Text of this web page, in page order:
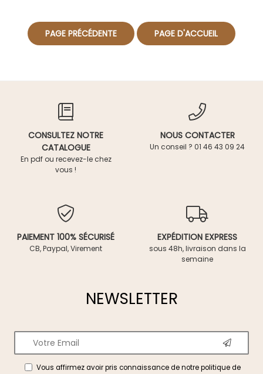
CONSULTEZ NOTRE
CATALOGUE
En pdf ou recevez-le chez
vous !
NOUS CONTACTER
Un conseil ? 01 46 43 09 24
PAIEMENT 100% SÉCURISÉ
CB, Paypal, Virement
EXPÉDITION EXPRESS
sous 48h, livraison dans la
semaine
NEWSLETTER
Vous affirmez avoir pris connaissance de notrepolitique de